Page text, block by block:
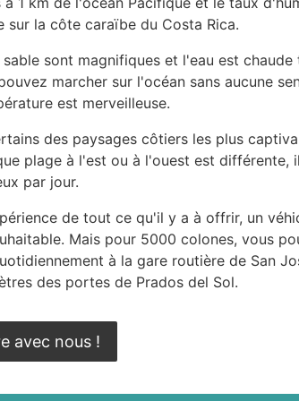
sur la côte caraïbe du Costa Rica.
sable sont magnifiques et l'eau est chaude
marcher sur l'océan sans aucune
est merveilleuse.
des paysages côtiers les plus
plage à l'est ou à l'ouest est différente,
par jour.
de tout ce qu'il y a à offrir, un
Mais pour 5000 colones, vous
à la gare routière de San
des portes de Prados del Sol.
avec nous !